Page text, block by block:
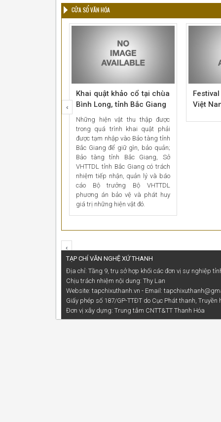
CỬA SỔ VĂN HÓA
Khai quật khảo cổ tại chùa
Bình Long, tỉnh Bắc Giang
Những hiện vật thu thập được
trong quá trình khai quật phải
được tạm nhập vào Bảo tàng tỉnh
Bắc Giang để giữ gìn, bảo quản;
Bảo tàng tỉnh Bắc Giang, Sở
VHTTDL tỉnh Bắc Giang có trách
nhiệm tiếp nhận, quản lý và báo
cáo Bộ trưởng Bộ VHTTDL
phương án bảo vệ và phát huy
giá trị những hiện vật đó.
Việt
‹
‹
TẠP CHÍ VĂN NGHỆ XỨ THANH
Địa chỉ: Tầng 9, trụ sở hợp khối các đơn vị sự nghiệp
Chịu trách nhiệm nội dung: Thy Lan
Website: tapchixuthanh.vn - Email:
Giấy phép số 187/GP-TTĐT do Cục Phát thanh,
Đơn vị xây dựng: Trung tâm CNTT&TT Thanh Hóa